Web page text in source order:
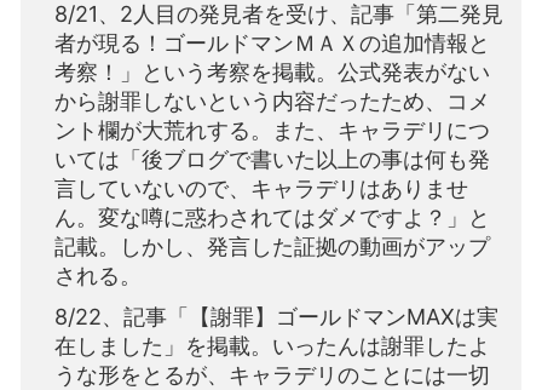
8/21、2人目の発見者を受け、記事「第二発見
者が現る！ゴールドマンＭＡＸの追加情報と
考察！」という考察を掲載。公式発表がない
から謝罪しないという内容だったため、コメ
ント欄が大荒れする。また、キャラデリにつ
いては「後ブログで書いた以上の事は何も発
言していないので、キャラデリはありませ
ん。変な噂に惑わされてはダメですよ？」と
記載。しかし、発言した証拠の動画がアップ
される。
8/22、記事「【謝罪】ゴールドマンMAXは実
在しました」を掲載。いったんは謝罪したよ
うな形をとるが、キャラデリのことには一切